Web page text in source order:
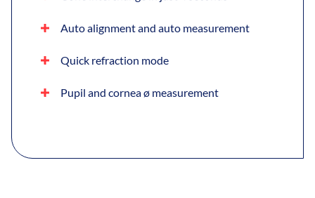
Auto alignment and auto measurement
Quick refraction mode
Pupil and cornea ø measurement